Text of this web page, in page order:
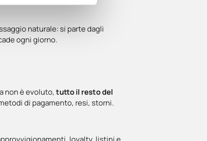
naturale: si parte dagli
ogni giorno.
non è evoluto,tutto il resto del
di pagamento, resi, storni.